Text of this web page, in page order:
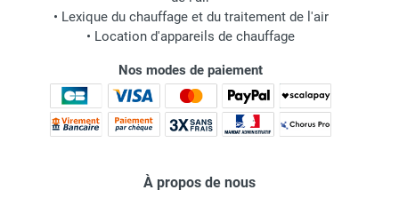
• Lexique du chauffage et du traitement de l'air
• Location d'appareils de chauffage
Nos modes de paiement
À propos de nous